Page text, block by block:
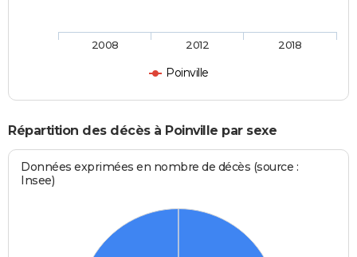
Poinville
2008 2012 2018
Répartition des décès à Poinville par sexe
Données exprimées en nombre de décès (source :
Insee)